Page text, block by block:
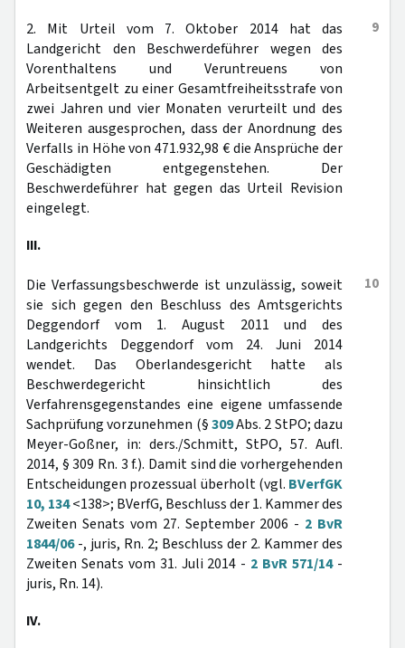
9
2. Mit Urteil vom 7. Oktober 2014 hat das
Landgericht den Beschwerdeführer wegen des
Vorenthaltens und Veruntreuens von
Arbeitsentgelt zu einer Gesamtfreiheitsstrafe von
zwei Jahren und vier Monaten verurteilt und des
Weiteren ausgesprochen, dass der Anordnung des
Verfalls in Höhe von 471.932,98 € die Ansprüche der
Geschädigten entgegenstehen. Der
Beschwerdeführer hat gegen das Urteil Revision
eingelegt.
III.
10
Die Verfassungsbeschwerde ist unzulässig, soweit
sie sich gegen den Beschluss des Amtsgerichts
Deggendorf vom 1. August 2011 und des
Landgerichts Deggendorf vom 24. Juni 2014
wendet. Das Oberlandesgericht hatte als
Beschwerdegericht hinsichtlich des
Verfahrensgegenstandes eine eigene umfassende
Sachprüfung vorzunehmen (§309Abs. 2 StPO; dazu
Meyer-Goßner, in: ders./Schmitt, StPO, 57. Aufl.
2014, § 309 Rn. 3 f.). Damit sind die vorhergehenden
Entscheidungen prozessual überholt (vgl. BVerfGK
10, 134<138>; BVerfG, Beschluss der 1. Kammer des
Zweiten Senats vom 27. September 2006 - 2 BvR
1844/06-, juris, Rn. 2; Beschluss der 2. Kammer des
Zweiten Senats vom 31. Juli 2014 - 2 BvR 571/14-
juris, Rn. 14).
IV.